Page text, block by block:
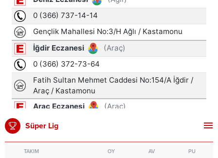
Süper Lig
TAKIM OY AV PU